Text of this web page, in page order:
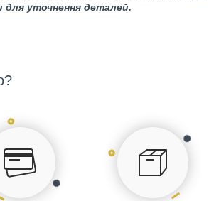
для уточнення деталей.